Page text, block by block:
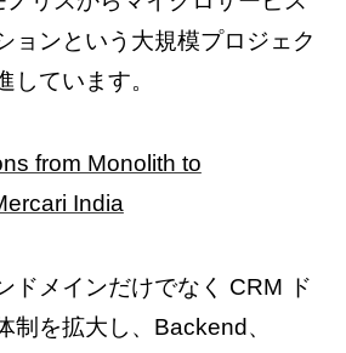
ョンという大規模プロジェク
しています。
from Monolith to
India
ドメインだけでなく CRM ド
制を拡大し、Backend、